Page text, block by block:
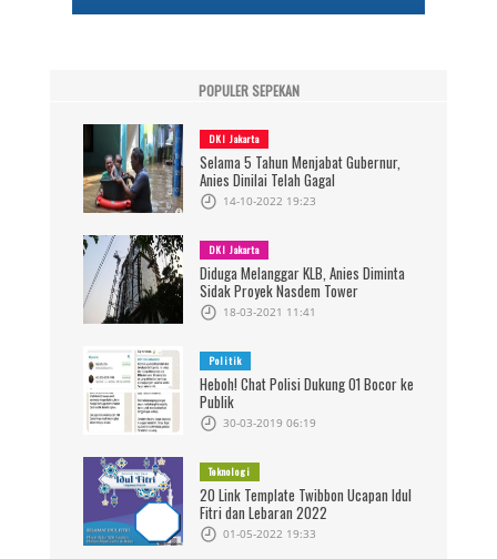
POPULER SEPEKAN
DKI Jakarta
Selama 5 Tahun Menjabat Gubernur,
Anies Dinilai Telah Gagal
14-10-2022 19:23
DKI Jakarta
Diduga Melanggar KLB, Anies Diminta
Sidak Proyek Nasdem Tower
18-03-2021 11:41
Politik
Heboh! Chat Polisi Dukung 01 Bocor ke
Publik
30-03-2019 06:19
Teknologi
20 Link Template Twibbon Ucapan Idul
Fitri dan Lebaran 2022
01-05-2022 19:33